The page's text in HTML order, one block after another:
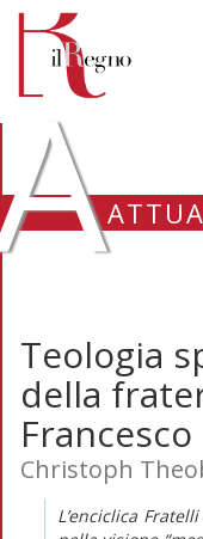
Teologia
della
Francesco
Christoph
L’enciclica